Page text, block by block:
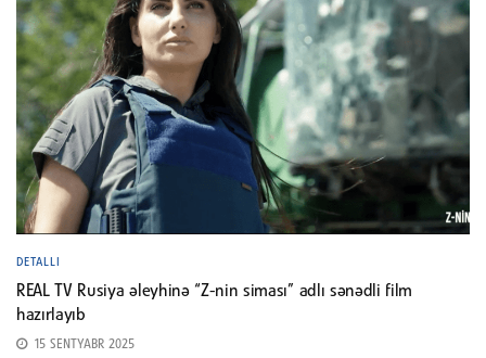
DETALLI
REAL TV Rusiya əleyhinə “Z-nin siması” adlı sənədli film
hazırlayıb
15 SENTYABR 2025